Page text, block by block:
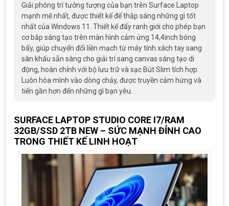
Giải phóng trí tưởng tượng của bạn trên Surface Laptop
mạnh mẽ nhất, được thiết kế để thắp sáng những gì tốt
nhất của Windows 11. Thiết kế đẩy ranh giới cho phép bạn
cơ bắp sáng tạo trên màn hình cảm ứng 14,4inch bóng
bẩy, giúp chuyển đổi liền mạch từ máy tính xách tay sang
sân khấu sẵn sàng cho giải trí sang canvas sáng tạo di
động, hoàn chỉnh với bộ lưu trữ và sạc Bút Slim tích hợp.
Luôn hòa mình vào dòng chảy, được truyền cảm hứng và
tiến gần hơn đến những gì bạn yêu.
SURFACE LAPTOP STUDIO CORE I7/RAM
32GB/SSD 2TB NEW – SỨC MẠNH ĐỈNH CAO
TRONG THIẾT KẾ LINH HOẠT